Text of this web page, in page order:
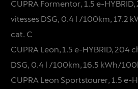
CUPRA Formentor, 1.5 e-
vitesses DSG, 0.4 l /100km, 17.2
cat. C
CUPRA Leon, 1.5 e-HYBRID, 204
DSG, 0.4 l /100km, 16.5 kWh/
CUPRA Leon Sportstourer, 1.5 e-